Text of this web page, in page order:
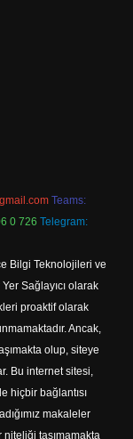
Teams:
0 726 Telegram:
Bilgi Teknolojileri ve
Sağlayıcı olarak
proaktif olarak
Ancak,
olup, siteye
Bu internet sitesi,
hiçbir bağlantısı
makaleler
taşımamakta